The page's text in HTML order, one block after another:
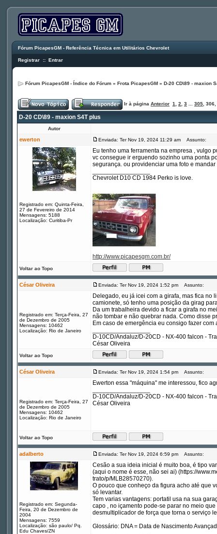
Fórum PicapesGM - Referência Técnica em Utilitários Chevrolet
Registrar :: Entrar
Fórum PicapesGM - Índice do Fórum » Frota PicapesGM » D-20 CD\89 - maxion
Ir à página Anterior 1 2 3 305 306
D-20 CD\89 - maxion S4T plus
Autor
ewerton Enviada: Ter Nov 19, 2024 11:29 am Assunto:
Registrado em: Quinta-Feira,
27 de Fevereiro de 2014
Mensagens: 5188
Localização: Curitiba-Pr
Eu tenho uma ferramenta na empresa , vulgo
vc consegue ir erguendo sozinho uma ponta
segurança. ou providenciar uma foto e mandar
Chevrolet D10 CD 1984 Perko is love.
http://www.picapesgm.com.br/
Voltar ao Topo
César Oliveira Enviada: Ter Nov 19, 2024 1:52 pm Assunto:
Registrado em: Terça-Feira, 27
de Dezembro de 2005
Mensagens: 10462
Localização: Rio de Janeiro
Delegado, eu já icei com a girafa, mas fica no
camionete, só tenho uma posição da girag
Da um trabalheira devido a ficar a girafa no
não tombar e não quebrar nada. Como disse
Em caso de emergência eu consigo fazer
D-10CD/Andaluz/D-20CD - NX-400 falcon -
César Oliveira
Voltar ao Topo
César Oliveira Enviada: Ter Nov 19, 2024 1:54 pm Assunto:
Registrado em: Terça-Feira, 27
de Dezembro de 2005
Mensagens: 10462
Localização: Rio de Janeiro
Ewerton essa "máquina" me interessou, fico
D-10CD/Andaluz/D-20CD - NX-400 falcon -
César Oliveira
Voltar ao Topo
adalberto Enviada: Ter Nov 19, 2024 6:59 pm Assunto:
Registrado em: Segunda-
Feira, 20 de Dezembro de
2004
Mensagens: 7559
Localização: são paulo/ Pq.
Edu Chaves/ZN
Cesão a sua ideia inicial é muito boa, é tipo
(aqui o nome é esse, não sei ai) (https://
trato/p/MLB28570270).
O pouco que conheço da figura acho até que
só levantar.
Tem varias vantagens: portatil usa na sua
capo , no içamento pode-se parar no meio
desmultiplicador de força que torna o serviço
Glossário: DNA = Data de Nascimento